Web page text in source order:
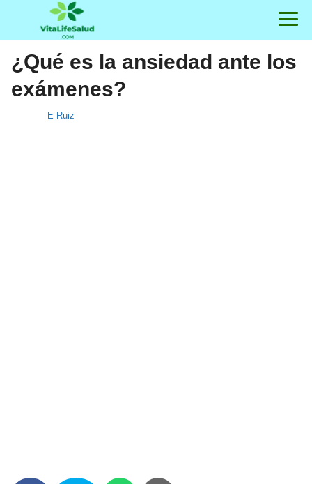
¿Qué es la ansiedad ante los
exámenes?
E Ruiz